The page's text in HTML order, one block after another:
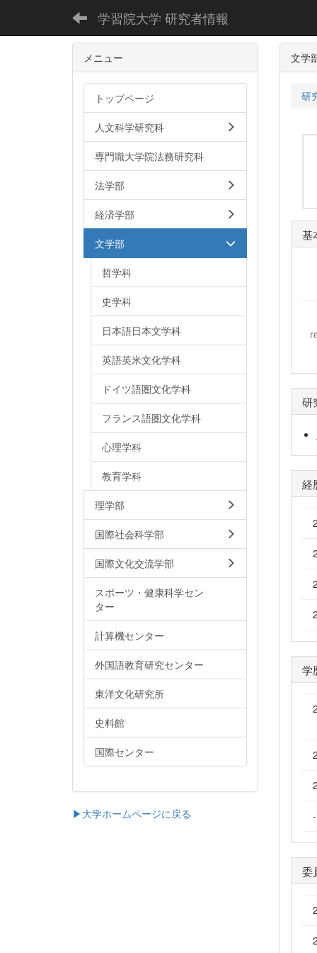
学習院大学 研究者情報
文学
研
基
研
経
学
委
メニュー
トップページ
人文科学研究科
専門職大学院法務研究科
法学部
経済学部
文学部
哲学科
史学科
日本語日本文学科
英語英米文化学科
ドイツ語圏文化学科
フランス語圏文化学科
心理学科
教育学科
理学部
国際社会科学部
国際文化交流学部
スポーツ・健康科学セン
ター
計算機センター
外国語教育研究センター
東洋文化研究所
史料館
国際センター
▶大学ホームページに戻る